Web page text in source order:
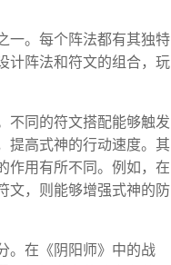
一。每个阵法都有其独特
计阵法和符文的组合，玩
不同的符文搭配能够触发
提高式神的行动速度。其
作用有所不同。例如，在
文，则能够增强式神的防
。在《阴阳师》中的战